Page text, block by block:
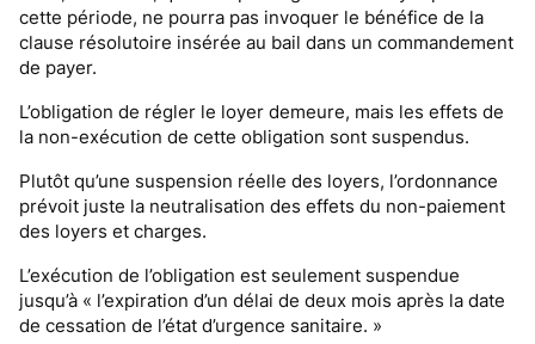
cette période, ne pourra pas invoquer le bénéfice de la
clause résolutoire insérée au bail dans un commandement
de payer.
L’obligation de régler le loyer demeure, mais les effets de
la non-exécution de cette obligation sont suspendus.
Plutôt qu’une suspension réelle des loyers, l’ordonnance
prévoit juste la neutralisation des effets du non-paiement
des loyers et charges.
L’exécution de l’obligation est seulement suspendue
jusqu’à « l’expiration d’un délai de deux mois après la date
de cessation de l’état d’urgence sanitaire. »